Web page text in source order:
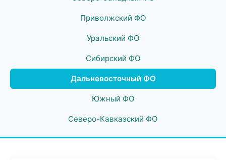
Приволжский ФО
Уральский ФО
Сибирский ФО
Дальневосточный ФО
Южный ФО
Северо-Кавказский ФО